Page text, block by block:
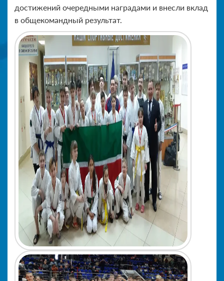
достижений очередными наградами и внесли вклад
в общекомандный результат.